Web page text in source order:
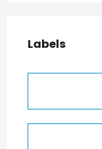
Offres
Labels
Labels